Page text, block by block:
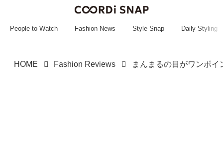
~~~~~~~~~~~
People to Watch Fashion News Style Snap Daily Styling
HOME Fashion Reviews